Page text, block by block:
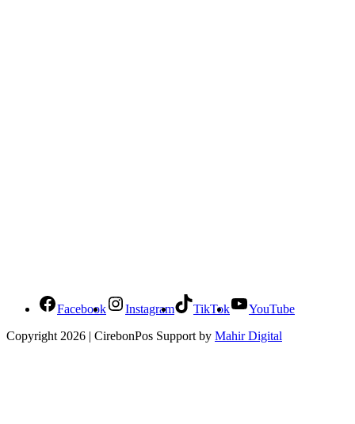
Facebook Instagram TikTok
YouTube
Copyright 2026 | CirebonPos Support by Mahir Digital